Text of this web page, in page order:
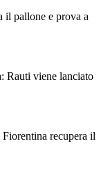
il pallone e prova a
Rauti viene lanciato
recupera il